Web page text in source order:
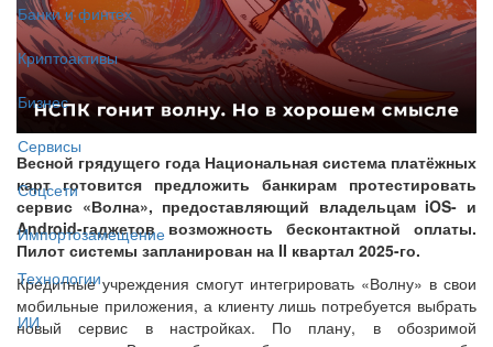
Банки и финтех
Криптоактивы
Бизнес
Сервисы
Соцсети
Импортозамещение
Технологии
ИИ
Весной грядущего года Национальная система платёжных
карт готовится предложить банкирам протестировать
сервис «Волна», предоставляющий владельцам iOS- и
Android-гаджетов возможность бесконтактной оплаты.
Пилот системы запланирован на II квартал 2025-го.
Кредитные учреждения смогут интегрировать «Волну» в свои
мобильные приложения, а клиенту лишь потребуется выбрать
новый сервис в настройках. По плану, в обозримой